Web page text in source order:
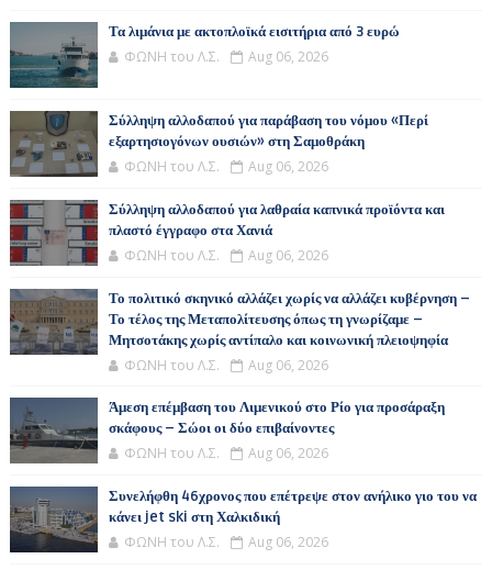
Τα λιμάνια με ακτοπλοϊκά εισιτήρια από 3 ευρώ
ΦΩΝΗ του Λ.Σ. Aug 06, 2026
Σύλληψη αλλοδαπού για παράβαση του νόμου «Περί
εξαρτησιογόνων ουσιών» στη Σαμοθράκη
ΦΩΝΗ του Λ.Σ. Aug 06, 2026
Σύλληψη αλλοδαπού για λαθραία καπνικά προϊόντα και
πλαστό έγγραφο στα Χανιά
ΦΩΝΗ του Λ.Σ. Aug 06, 2026
Το πολιτικό σκηνικό αλλάζει χωρίς να αλλάζει κυβέρνηση –
Το τέλος της Μεταπολίτευσης όπως τη γνωρίζαμε –
Μητσοτάκης χωρίς αντίπαλο και κοινωνική πλειοψηφία
ΦΩΝΗ του Λ.Σ. Aug 06, 2026
Άμεση επέμβαση του Λιμενικού στο Ρίο για προσάραξη
σκάφους – Σώοι οι δύο επιβαίνοντες
ΦΩΝΗ του Λ.Σ. Aug 06, 2026
Συνελήφθη 46χρονος που επέτρεψε στον ανήλικο γιο του να
κάνει jet ski στη Χαλκιδική
ΦΩΝΗ του Λ.Σ. Aug 06, 2026